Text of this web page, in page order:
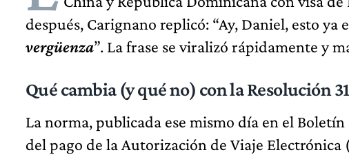
después, Carignano replicó: “Ay, Daniel, esto ya
vergüenza”. La frase se viralizó rápidamente y
Qué cambia (y qué no) con la Resolución
La norma, publicada ese mismo día en el
del pago de la Autorización de Viaje